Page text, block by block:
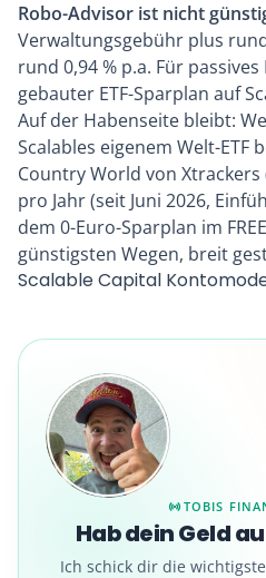
Robo-Advisor ist nicht
Verwaltungsgebühr plus
rund 0,94 % p.a. Für
gebauter ETF-Sparplan auf
Auf der Habenseite bleibt:
Scalables eigenem Welt-ETF
Country World von Xtrackers
pro Jahr (seit Juni 2026,
dem 0-Euro-Sparplan im
günstigsten Wegen, breit
Scalable Capital
TOBIS
Hab dein Geld
Ich schick dir die